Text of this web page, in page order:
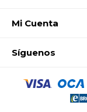
Mi Cuenta
Síguenos